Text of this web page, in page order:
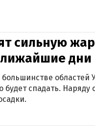
сильную
дни
областей
будет спадать.